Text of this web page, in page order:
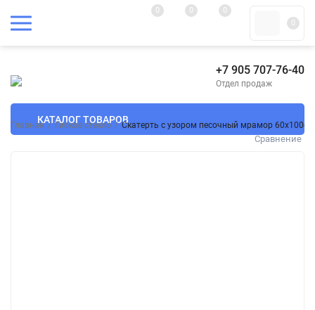
0 0
0
0
+7 905 707-76-40
Отдел продаж
КАТАЛОГ ТОВАРОВ
Главная / Гибкое стекло / Скатерть с узором песочный мрамор 60x100см
Сравнение